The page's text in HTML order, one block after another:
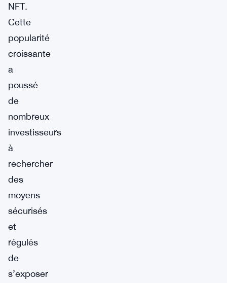
NFT.
Cette
popularité
croissante
a
poussé
de
nombreux
investisseurs
à
rechercher
des
moyens
sécurisés
et
régulés
de
s’exposer